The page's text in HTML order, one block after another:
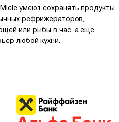
умеют сохранять продукты
рефрижераторов,
или рыбы в час, а еще
любой кухни.